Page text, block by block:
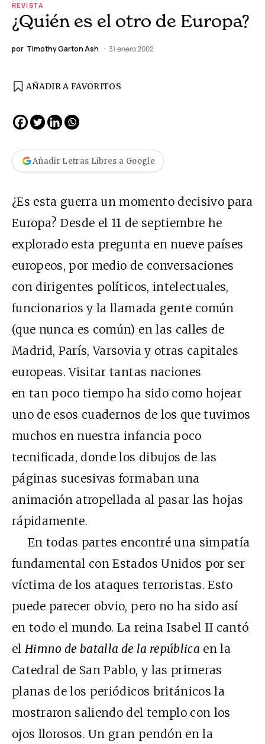
REVISTA
¿Quién es el otro de Europa?
por Timothy Garton Ash 31 enero 2002
AÑADIR A FAVORITOS
Añadir Letras Libres a Google
¿Es esta guerra un momento decisivo para
Europa? Desde el 11 de septiembre he
explorado esta pregunta en nueve países
europeos, por medio de conversaciones
con dirigentes políticos, intelectuales,
funcionarios y la llamada gente común
(que nunca es común) en las calles de
Madrid, París, Varsovia y otras capitales
europeas. Visitar tantas naciones
en tan poco tiempo ha sido como hojear
uno de esos cuadernos de los que tuvimos
muchos en nuestra infancia poco
tecnificada, donde los dibujos de las
páginas sucesivas formaban una
animación atropellada al pasar las hojas
rápidamente.
En todas partes encontré una simpatía
fundamental con Estados Unidos por ser
víctima de los ataques terroristas. Esto
puede parecer obvio, pero no ha sido así
en todo el mundo. La reina Isabel II cantó
elHimno de batalla de la república en la
Catedral de San Pablo, y las primeras
planas de los periódicos británicos la
mostraron saliendo del templo con los
ojos llorosos. Un gran pendón en la